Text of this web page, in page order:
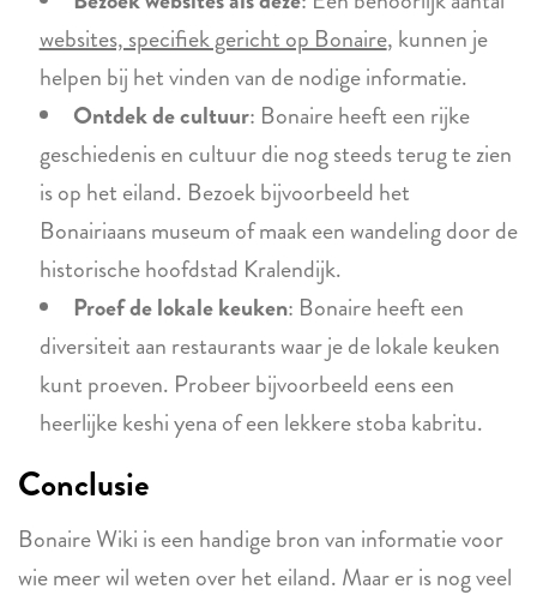
websites, specifiek gericht op Bonaire, kunnen je
helpen bij het vinden van de nodige informatie.
Ontdek de cultuur: Bonaire heeft een rijke
geschiedenis en cultuur die nog steeds terug te zien
is op het eiland. Bezoek bijvoorbeeld het
Bonairiaans museum of maak een wandeling door de
historische hoofdstad Kralendijk.
Proef de lokale keuken: Bonaire heeft een
diversiteit aan restaurants waar je de lokale keuken
kunt proeven. Probeer bijvoorbeeld eens een
heerlijke keshi yena of een lekkere stoba kabritu.
Conclusie
Bonaire Wiki is een handige bron van informatie voor
wie meer wil weten over het eiland. Maar er is nog veel